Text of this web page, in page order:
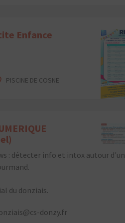
Enfance
PISCINE DE COSNE
: détecter info et intox autour d'un
du donziais.
donzy.fr